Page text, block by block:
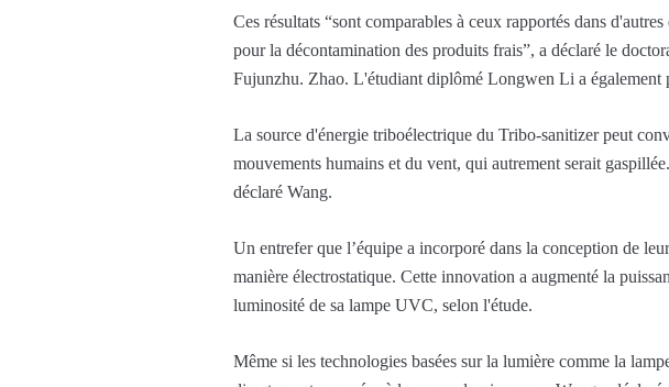
Ces résultats “sont comparables à ceux rapportés dans
pour la décontamination des produits frais”, a déclaré le
Fujunzhu. Zhao. L'étudiant diplômé Longwen Li a également
La source d'énergie triboélectrique du Tribo-sanitizer peut
mouvements humains et du vent, qui autrement serait
déclaré Wang.
Un entrefer que l’équipe a incorporé dans la conception de
manière électrostatique. Cette innovation a augmenté la
luminosité de sa lampe UVC, selon l'étude.
Même si les technologies basées sur la lumière comme la